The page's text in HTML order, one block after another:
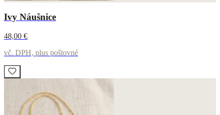
Ivy Náušnice
48,00 €
vč. DPH, plus poštovné